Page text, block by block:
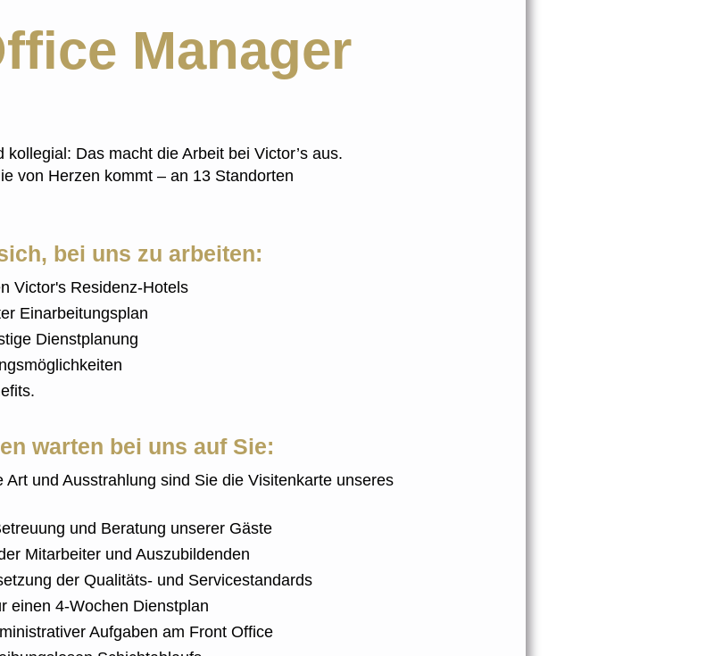
Manager
Das macht die Arbeit bei Victor’s aus.
von Herzen kommt – an 13 Standorten
bei uns zu arbeiten:
Victor's Residenz-Hotels
Einarbeitungsplan
Dienstplanung
warten bei uns auf Sie:
Art und Ausstrahlung sind Sie die Visitenkarte unseres
und Beratung unserer Gäste
Mitarbeiter und Auszubildenden
der Qualitäts- und Servicestandards
einen 4-Wochen Dienstplan
Aufgaben am Front Office